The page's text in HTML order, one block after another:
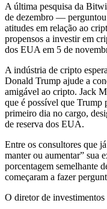
A última pesquisa da
de dezembro — perguntou
atitudes em relação ao
propensos a investir em
dos EUA em 5 de
A indústria de cripto
Donald Trump ajude a
amigável ao cripto. Jack
que é possível que Trump
primeiro dia no cargo,
de reserva dos EUA.
Entre os consultores que
manter ou aumentar” sua
porcentagem semelhante
começaram a fazer
O diretor de